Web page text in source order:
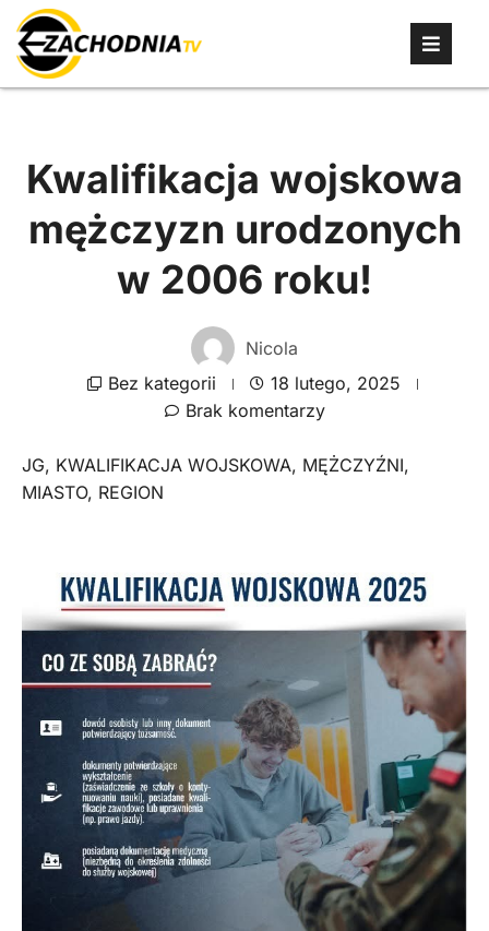
Kwalifikacja wojskowa
mężczyzn urodzonych
w 2006 roku!
Nicola
Bez kategorii
18 lutego, 2025
Brak komentarzy
JG, KWALIFIKACJA WOJSKOWA, MĘŻCZYŹNI,
MIASTO, REGION